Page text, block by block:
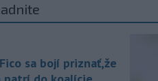
Fico sa bojí priznať,že